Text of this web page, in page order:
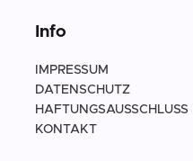
Info
IMPRESSUM
DATENSCHUTZ
HAFTUNGSAUSSCHLUSS
KONTAKT